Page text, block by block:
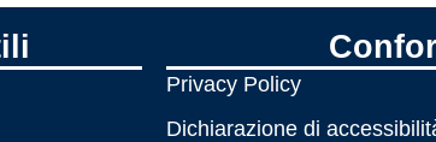
Privacy Policy
Dichiarazione di